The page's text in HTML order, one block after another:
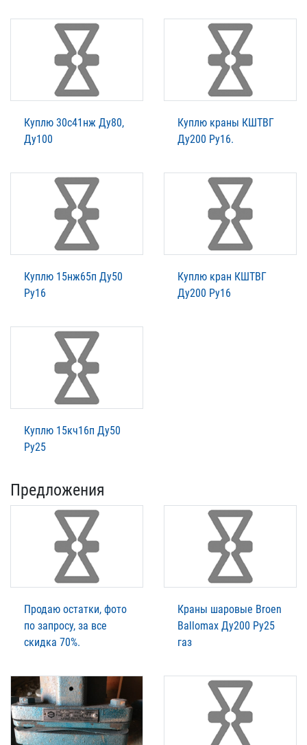
Куплю 30с41нж Ду80,
Ду100
Куплю краны КШТВГ
Ду200 Ру16.
Куплю 15нж65п Ду50
Ру16
Куплю кран КШТВГ
Ду200 Ру16
Куплю 15кч16п Ду50
Ру25
Предложения
Продаю остатки, фото
по запросу, за все
скидка 70%.
Краны шаровые Broen
Ballomax Ду200 Ру25
газ